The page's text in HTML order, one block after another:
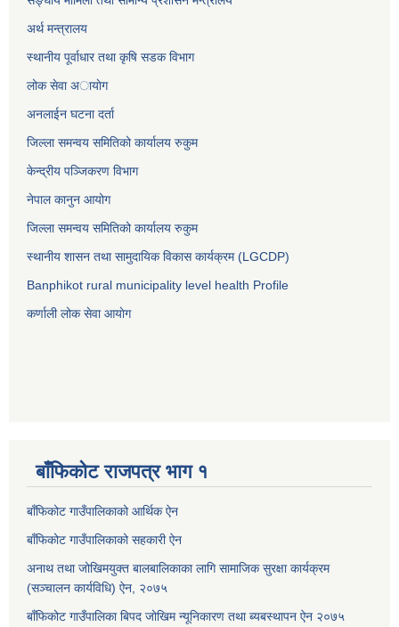
अर्थ मन्त्रालय
स्थानीय पूर्वाधार तथा कृषि सडक विभाग
लोक सेवा अायाेग
अनलाईन घटना दर्ता
जिल्ला समन्वय समितिको कार्यालय रुकुम
केन्द्रीय पञ्जिकरण विभाग
नेपाल कानुन आयोग
जिल्ला समन्वय समितिको कार्यालय रुकुम
स्थानीय शासन तथा सामुदायिक विकास कार्यक्रम (LGCDP)
Banphikot rural municipality level health Profile
कर्णाली लोक सेवा आयाेग
बाँफिकोट राजपत्र भाग १
बाँफिकोट गाउँपालिकाको आर्थिक ऐन
बाँफिकोट गाउँपालिकाको सहकारी ऐन
अनाथ तथा जोखिमयुक्त बालबालिकाका लागि सामाजिक सुरक्षा कार्यक्रम
(सञ्चालन कार्यविधि) ऐन, २०७५
बाँफिकोट गाउँपालिका बिपद जोखिम न्यूनिकारण तथा ब्यबस्थापन ऐन २०७५